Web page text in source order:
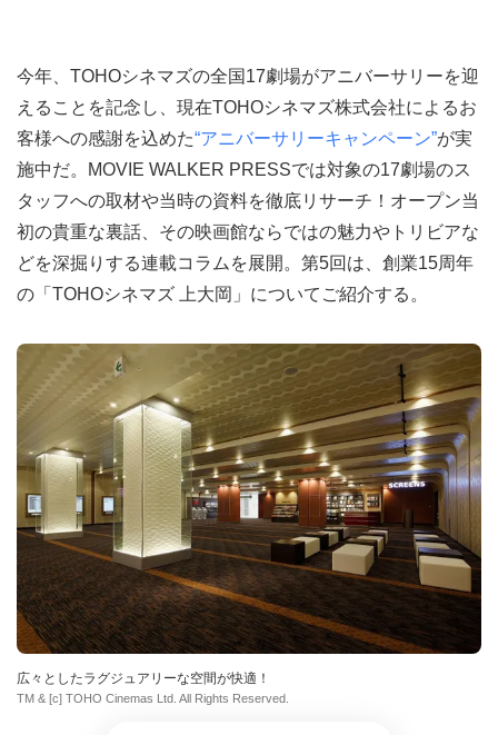
今年、TOHOシネマズの全国17劇場がアニバーサリーを迎
えることを記念し、現在TOHOシネマズ株式会社によるお
客様への感謝を込めた“アニバーサリーキャンペーン”が実
施中だ。MOVIE WALKER PRESSでは対象の17劇場のス
タッフへの取材や当時の資料を徹底リサーチ！オープン当
初の貴重な裏話、その映画館ならではの魅力やトリビアな
どを深掘りする連載コラムを展開。第5回は、創業15周年
の「TOHOシネマズ 上大岡」についてご紹介する。
広々としたラグジュアリーな空間が快適！
TM & [c] TOHO Cinemas Ltd. All Rights Reserved.